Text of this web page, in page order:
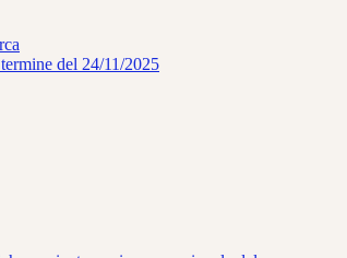
del 24/11/2025